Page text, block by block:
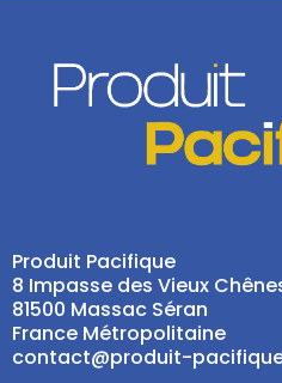
Produit Pacifique
8 Impasse des Vieux
81500 Massac Séran
France Métropolitaine
contact@produit-